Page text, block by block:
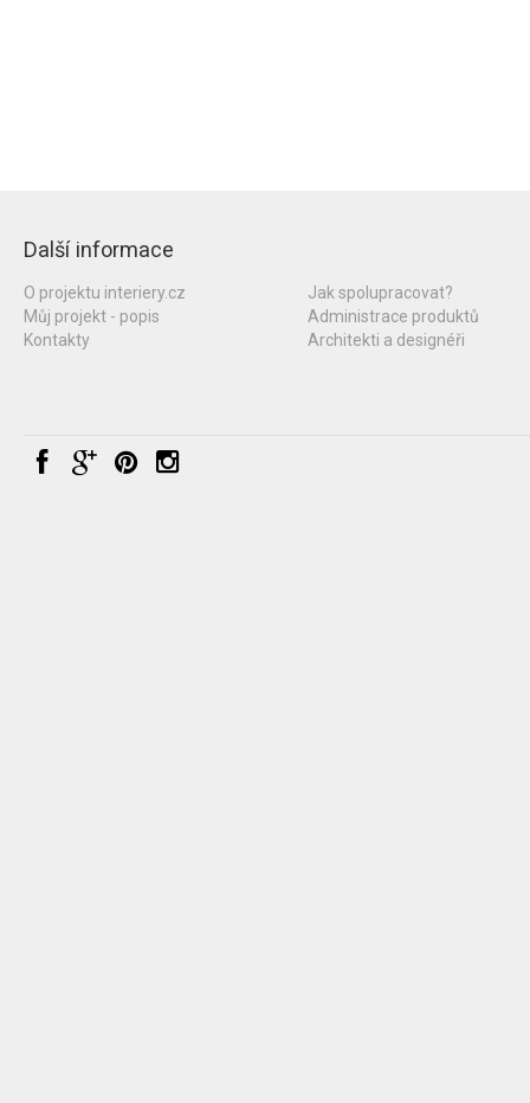
Další informace
O projektu interiery.cz
Můj projekt - popis
Kontakty
Jak spolupracovat?
Administrace produktů
Architekti a designéři